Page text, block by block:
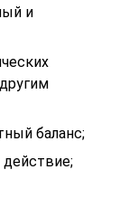
и
баланс;